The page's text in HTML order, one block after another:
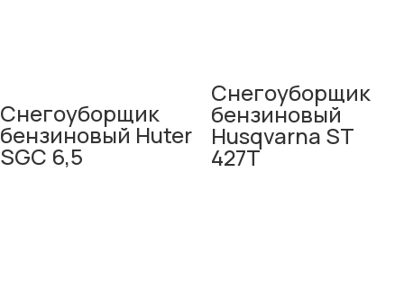
Снегоуборщик
бензиновый Huter
SGC 6,5
Снегоуборщик
бензиновый
Husqvarna ST
427T